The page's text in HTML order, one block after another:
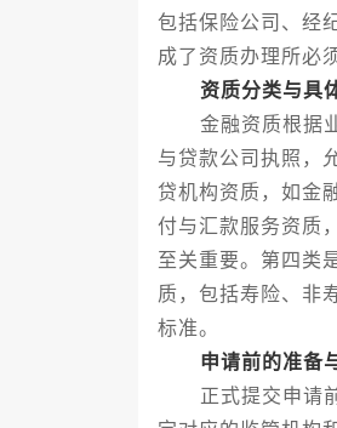
包括保险公司、经
成了资质办理所必
资质分类与具
金融资质根据业
与贷款公司执照，
贷机构资质，如金
付与汇款服务资质
至关重要。第四类
质，包括寿险、非
标准。
申请前的准备
正式提交申请前